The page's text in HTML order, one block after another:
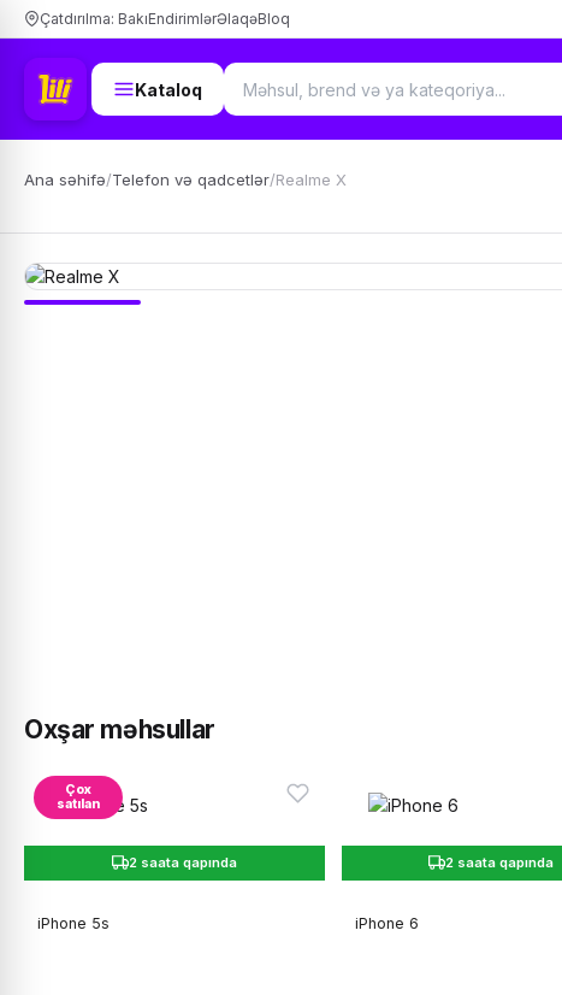
Çatdırılma: BakıEndirimlərƏlaqəBloq
Kataloq
Ana səhifə/Telefon və qadcetlər/Realme X
Oxşar məhsullar
Çox
satılan
2 saata qapında
iPhone 5s
2 saata qapında
iPhone 6